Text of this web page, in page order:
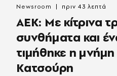
ΑΕΚ: Με κίτρινα
συνθήματα και
τιμήθηκε η
Κατσούρη
Newsroom πριν 43 λεπτά